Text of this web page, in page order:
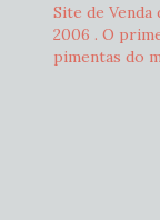
Site de
2006 . O
pimentas do